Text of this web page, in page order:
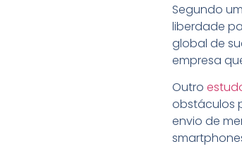
Segundo
liberdade
global de
empresa
Outro
obstáculos
envio de